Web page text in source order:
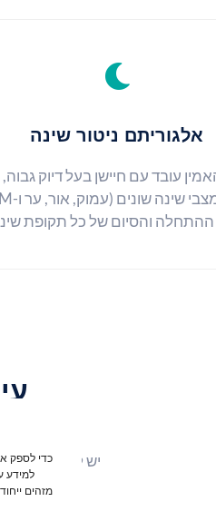
כדי לספק
למידע
מזהים
אלגוריתם ניטור שינה
עובד עם חיישן בעל דיוק
ההתחלה והסיום של כל תקופת
יש לנו כ-250+ מומחי מו"פ ומהנדסים טכניים, המופצים בעיקר במחלקות מו"פ ועיצוב